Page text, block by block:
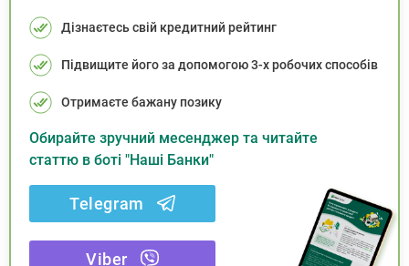
Дізнаєтесь свій кредитний рейтинг
Підвищите його за допомогою 3-х робочих способів
Отримаєте бажану позику
Обирайте зручний месенджер та читайте
статтю в боті "Наші Банки"
Telegram
Viber